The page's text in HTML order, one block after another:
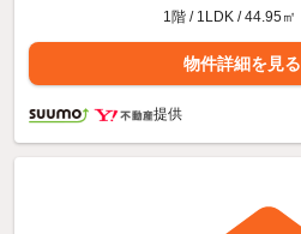
1階 / 1LDK / 44.95㎡
物件詳細を見る
提供